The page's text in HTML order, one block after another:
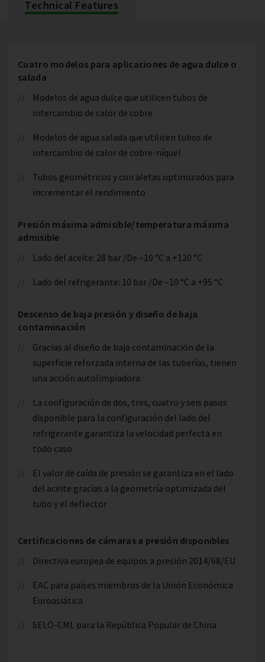
Technical Features
Cuatro modelos para aplicaciones de agua dulce o
salada
Modelos de agua dulce que utilicen tubos de
intercambio de calor de cobre
Modelos de agua salada que utilicen tubos de
intercambio de calor de cobre-níquel
Tubos geométricos y con aletas optimizados para
incrementar el rendimiento
Presión máxima admisible/temperatura máxima
admisible
Lado del aceite: 28 bar /De –10 °C a +120 °C
Lado del refrigerante: 10 bar /De –10 °C a +95 °C
Descenso de baja presión y diseño de baja
contaminación
Gracias al diseño de baja contaminación de la
superficie reforzada interna de las tuberías, tienen
una acción autolimpiadora
La configuración de dos, tres, cuatro y seis pasos
disponible para la configuración del lado del
refrigerante garantiza la velocidad perfecta en
todo caso
El valor de caída de presión se garantiza en el lado
del aceite gracias a la geometría optimizada del
tubo y el deflector
Certificaciones de cámaras a presión disponibles
Directiva europea de equipos a presión 2014/68/EU
EAC para países miembros de la Unión Económica
Euroasiática
SELO-CML para la República Popular de China